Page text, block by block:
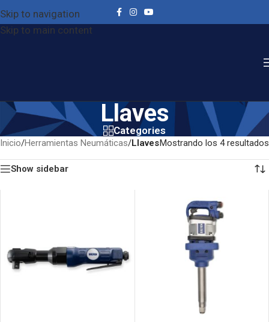
Skip to navigation
Skip to main content
Llaves
Categories
Inicio/Herramientas Neumáticas/LlavesMostrando los 4 resultados
Show sidebar